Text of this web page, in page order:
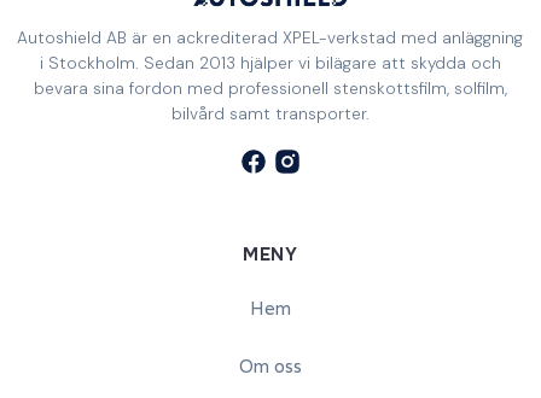
Autoshield AB är en ackrediterad XPEL-verkstad med anläggning
i Stockholm. Sedan 2013 hjälper vi bilägare att skydda och
bevara sina fordon med professionell stenskottsfilm, solfilm,
bilvård samt transporter.
MENY
Hem
Om oss